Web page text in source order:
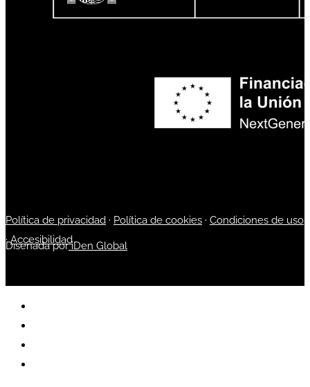
Política de privacidad · Política de cookies · Condiciones de uso
·Accesibilidad
Diseñada poriDen Global